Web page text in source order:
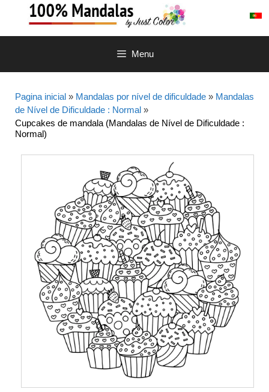
o
Menu
Pagina inicial » Mandalas por nível de dificuldade » Mandalas
de Nível de Dificuldade : Normal »
Cupcakes de mandala (Mandalas de Nível de Dificuldade :
Normal)